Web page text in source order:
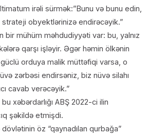
irəli sürmək:”Bunu və bunu edin,
obyektlərinizə endirəcəyik.”
bir mühüm məhdudiyyəti var: bu, yalnız
qarşı işləyir. Əgər həmin ölkənin
orduya malik müttəfiqi varsa, o
zərbəsi endirsəniz, biz nüvə silahı
cavab verəcəyik.”
bu xəbərdarlığı ABŞ 2022-ci ilin
şəkildə etmişdi.
öz “qaynadılan qurbağa”